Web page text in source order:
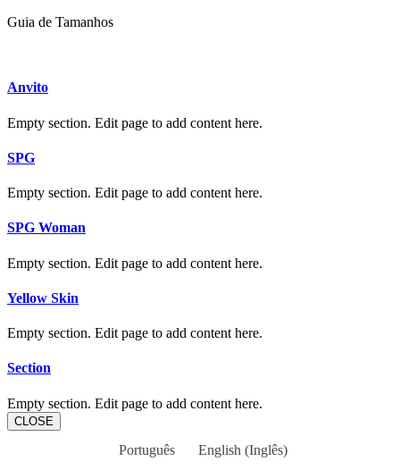
Guia de Tamanhos
Anvito
Empty section. Edit page to add content here.
SPG
Empty section. Edit page to add content here.
SPG Woman
Empty section. Edit page to add content here.
Yellow Skin
Empty section. Edit page to add content here.
Section
Empty section. Edit page to add content here.
CLOSE
Português English (Inglês)